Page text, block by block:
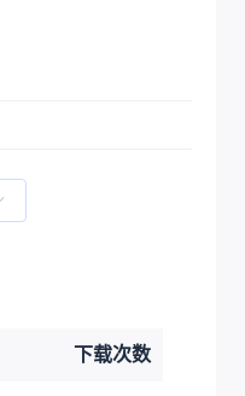
下载次数